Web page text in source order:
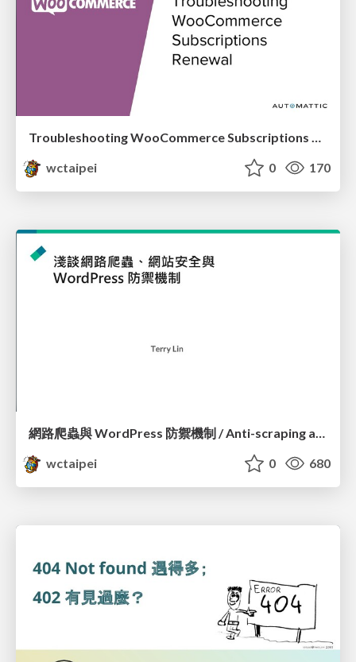
Troubleshooting WooCommerce Subscriptions Renewal_Siew Kam Onn / 蕭錦安
wctaipei
0 170
網路爬蟲與 WordPress 防禦機制 / Anti-scraping and WordPress Security Defence_Terry Lin
wctaipei
0 680